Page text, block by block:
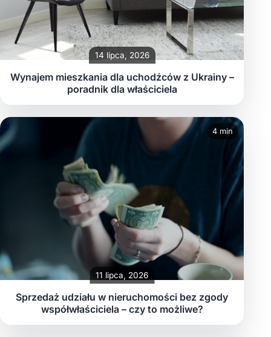
14 lipca, 2026
Wynajem mieszkania dla uchodźców z Ukrainy –
poradnik dla właściciela
4 min
11 lipca, 2026
Sprzedaż udziału w nieruchomości bez zgody
współwłaściciela – czy to możliwe?